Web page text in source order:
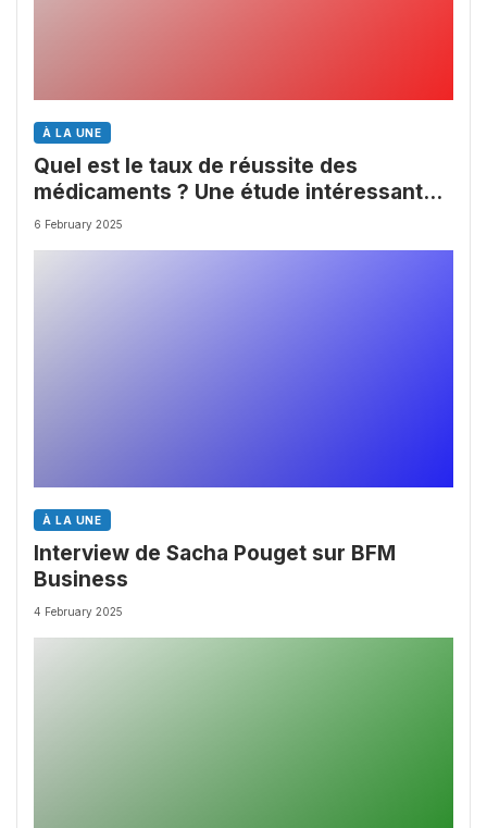
À LA UNE
Quel est le taux de réussite des
médicaments ? Une étude intéressante
chez les Big Pharmas
6 February 2025
À LA UNE
Interview de Sacha Pouget sur BFM
Business
4 February 2025